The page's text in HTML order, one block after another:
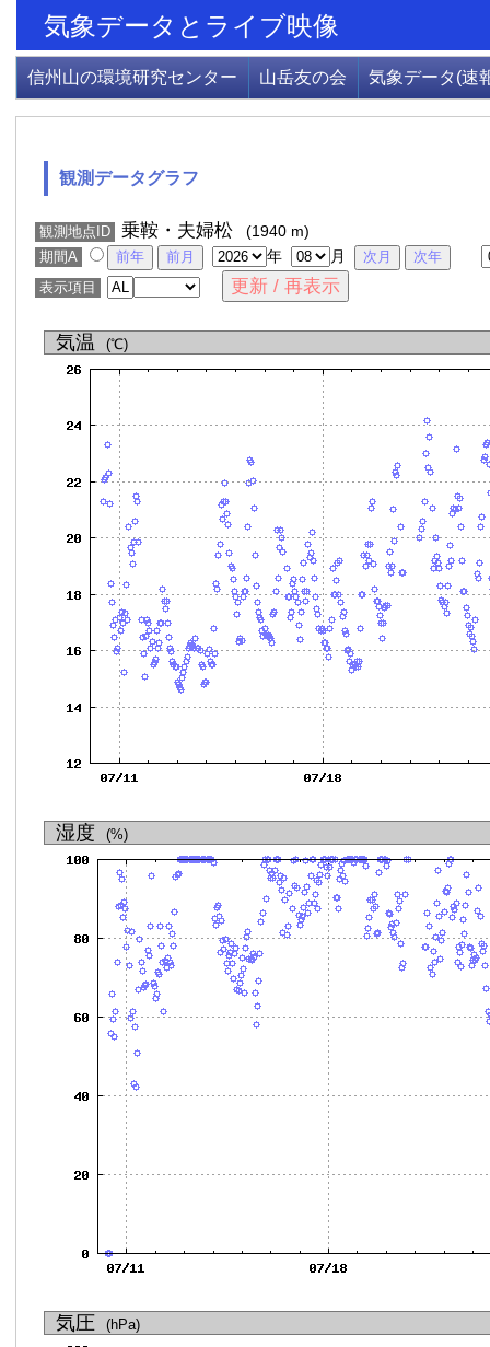
気象データとライブ映像
信州山の環境研究センター 山岳友の会 気象データ(速
観測データグラフ
観測地点ID 乗鞍・夫婦松 (1940 m)
期間A 年 月
表示項目
気温 (℃)
湿度 (%)
気圧 (hPa)